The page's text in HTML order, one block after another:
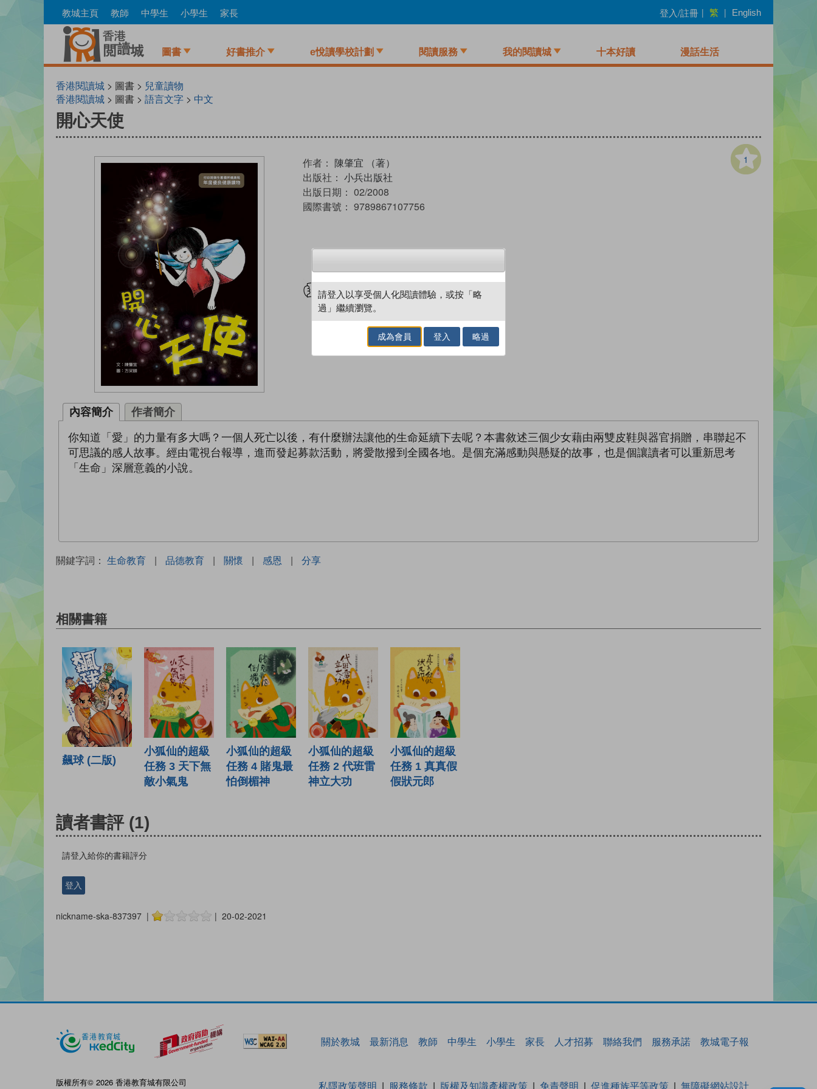
to
教城主頁 教師 中學生 小學生 家長 登入/註冊 | 繁 | English
圖書 好書推介 e悅讀學校計劃 閱讀服務 我的閱讀城 十本好讀 漫話生活
香港閱讀城 > 圖書 > 兒童讀物
香港閱讀城 > 圖書 > 語言文字 > 中文
開心天使
1
作者： 陳肇宜 （著）
出版社： 小兵出版社
出版日期： 02/2008
國際書號： 9789867107756
試閲 加入閱讀紀錄
內容簡介 作者簡介
你知道「愛」的力量有多大嗎？一個人死亡以後，有什麼辦法讓他的生命延續下去呢？本書敘述三個少女藉由兩雙皮鞋與器官捐贈，串聯起不
可思議的感人故事。經由電視台報導，進而發起募款活動，將愛散撥到全國各地。是個充滿感動與懸疑的故事，也是個讓讀者可以重新思考
「生命」深層意義的小說。
關鍵字詞： 生命教育 | 品德教育 | 關懷 | 感恩 | 分享
相關書籍
飆球 (二版)
小狐仙的超級
任務 3 天下無
敵小氣鬼
小狐仙的超級
任務 4 賭鬼最
怕倒楣神
小狐仙的超級
任務 2 代班雷
神立大功
小狐仙的超級
任務 1 真真假
假狀元郎
讀者書評 (1)
請登入給你的書籍評分
登入
nickname-ska-837397 | | 20-02-2021
關於教城 最新消息 教師 中學生 小學生 家長 人才招募 聯絡我們 服務承諾 教城電子報
版權所有© 2026 香港教育城有限公司 私隱政策聲明 服務條款 版權及知識產權政策 免責聲明 促進種族平等政策 無障礙網站設計
請登入以享受個人化閱讀體驗，或按「略
過」繼續瀏覽。
成為會員 登入 略過